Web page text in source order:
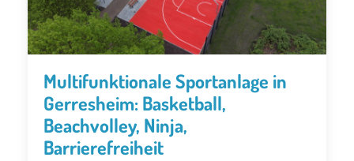
Multifunktionale Sportanlage in
Gerresheim: Basketball,
Beachvolley, Ninja,
Barrierefreiheit